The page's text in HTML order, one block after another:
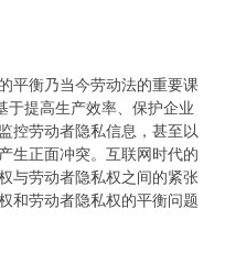
平衡乃当今劳动法的重要课
于提高生产效率、保护企业
控劳动者隐私信息，甚至以
生正面冲突。互联网时代的
与劳动者隐私权之间的紧张
和劳动者隐私权的平衡问题